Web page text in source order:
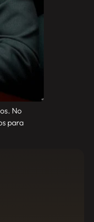
No
para